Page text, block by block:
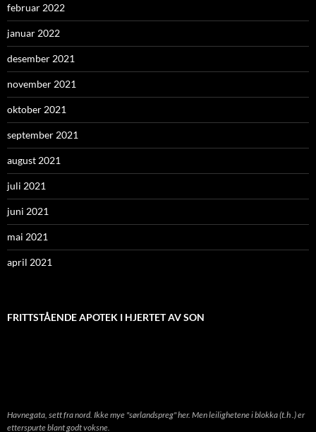
februar 2022
januar 2022
desember 2021
november 2021
oktober 2021
september 2021
august 2021
juli 2021
juni 2021
mai 2021
april 2021
FRITTSTÅENDE APOTEK I HJERTET AV SON
Havnegata, sett fra nord. Ikke mye "sørlandspreg" her. Men leilighetene i blokka (t.h .) er
etterspurte blant godt voksne.